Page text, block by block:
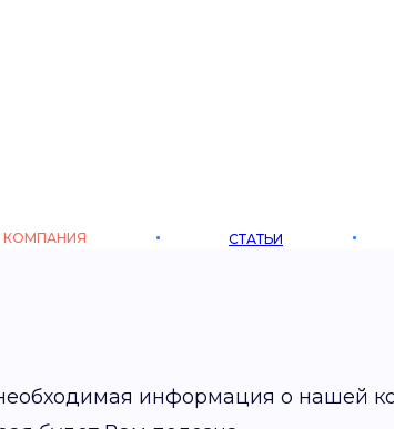
КОМПАНИЯ СТАТЬИ
информация о нашей